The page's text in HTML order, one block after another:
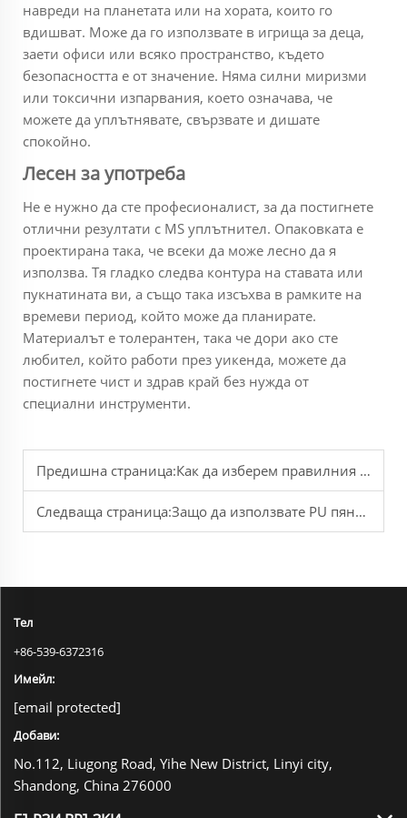
навреди на планетата или на хората, които го
вдишват. Може да го използвате в игрища за деца,
заети офиси или всяко пространство, където
безопасността е от значение. Няма силни миризми
или токсични изпарвания, което означава, че
можете да уплътнявате, свързвате и дишате
спокойно.
Лесен за употреба
Не е нужно да сте професионалист, за да постигнете
отлични резултати с MS уплътнител. Опаковката е
проектирана така, че всеки да може лесно да я
използва. Тя гладко следва контура на ставата или
пукнатината ви, а също така изсъхва в рамките на
времеви период, който може да планирате.
Материалът е толерантен, така че дори ако сте
любител, който работи през уикенда, можете да
постигнете чист и здрав край без нужда от
специални инструменти.
Предишна страница:Как да изберем правилния полиуретанов уплътнител?
Следваща страница:Защо да използвате PU пяна в строителството?
Тел
+86-539-6372316
Имейл:
[email protected]
Добави:
No.112, Liugong Road, Yihe New District, Linyi city,
Shandong, China 276000